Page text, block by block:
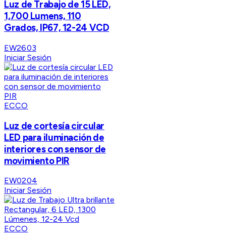
Luz de Trabajo de 15 LED,
1,700 Lumens, 110
Grados, IP67, 12-24 VCD
EW2603
Iniciar Sesión
ECCO
Luz de cortesía circular
LED para iluminación de
interiores con sensor de
movimiento PIR
EW0204
Iniciar Sesión
ECCO